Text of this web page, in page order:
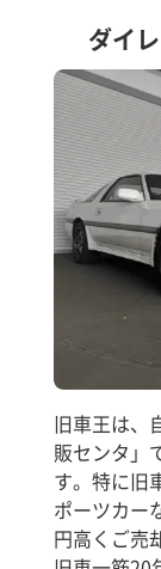
ダイ
旧車王は、
販センタ」
す。特に旧
ポーツカー
円高くご売